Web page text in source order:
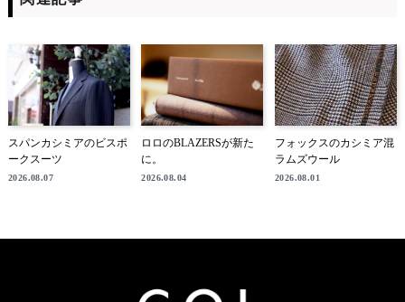
スパンカシミアのビスポ
ークスーツ
2026.08.07
ロロのBLAZERSが新た
に。
2026.08.04
フォックスのカシミア混
ラムズウール
2026.08.01